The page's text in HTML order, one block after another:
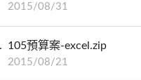
2015/08/31
105預算案-excel.zip
2015/08/21